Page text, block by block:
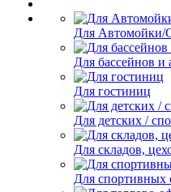
Для
Для бассейнов и
Для гостиниц
Для детских /
Для складов,
Для спортивных